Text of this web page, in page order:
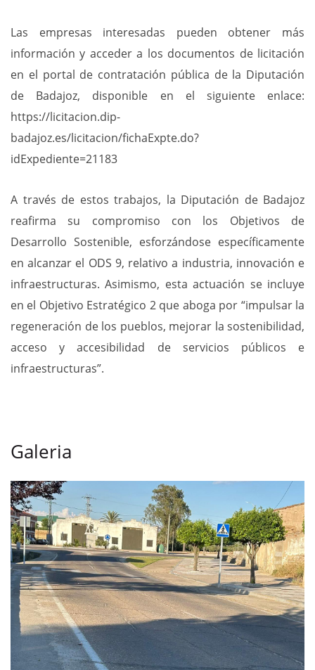
Las empresas interesadas pueden obtener más
información y acceder a los documentos de licitación
en el portal de contratación pública de la Diputación
de Badajoz, disponible en el siguiente enlace:
https://licitacion.dip-
badajoz.es/licitacion/fichaExpte.do?
idExpediente=21183
A través de estos trabajos, la Diputación de Badajoz
reafirma su compromiso con los Objetivos de
Desarrollo Sostenible, esforzándose específicamente
en alcanzar el ODS 9, relativo a industria, innovación e
infraestructuras. Asimismo, esta actuación se incluye
en el Objetivo Estratégico 2 que aboga por “impulsar la
regeneración de los pueblos, mejorar la sostenibilidad,
acceso y accesibilidad de servicios públicos e
infraestructuras”.
Galeria